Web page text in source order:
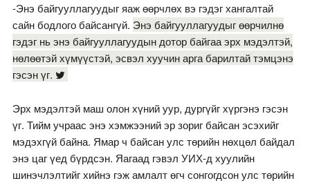
-Энэ байгууллагуудыг яаж өөрчлөх вэ гэдэг хангалтай
сайн бодлого байсангүй. Энэ байгууллагуудыг өөрчилнө
гэдэг нь энэ байгууллагуудын дотор байгаа эрх мэдэлтэй,
нөлөөтэй хүмүүстэй, эсвэл хуучин арга барилтай тэмцэнэ
гэсэн үг.
Эрх мэдэлтэй маш олон хүний уур, дургүйг хүргэнэ гэсэн
үг. Тийм учраас энэ хэмжээний эр зориг байсан эсэхийг
мэдэхгүй байна. Ямар ч байсан улс төрийн нөхцөл байдал
энэ цаг үед бүрдсэн. Яагаад гэвэл УИХ-д хуулийн
шинэчлэлтийг хийнэ гэж амлалт өгч сонгогдсон улс төрийн